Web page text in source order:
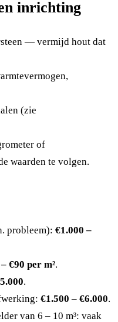
inrichting
— vermijd hout dat
(zie
of
waarden te volgen.
probleem): €1.000 –
€90 per m².
.
€1.500 – €6.000.
van 6 – 10 m³: vaak